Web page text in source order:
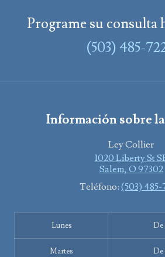
Programe su consulta
(503) 485-
Información sobre
Ley Collier
1020 Liberty St
Salem, O 97302
Teléfono: (503) 485-
Lunes De
Martes De